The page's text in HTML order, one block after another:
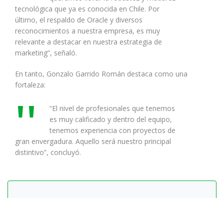
tecnológica que ya es conocida en Chile. Por
último, el respaldo de Oracle y diversos
reconocimientos a nuestra empresa, es muy
relevante a destacar en nuestra estrategia de
marketing”, señaló.
En tanto, Gonzalo Garrido Román destaca como una
fortaleza:
“El nivel de profesionales que tenemos
es muy calificado y dentro del equipo,
tenemos experiencia con proyectos de
gran envergadura. Aquello será nuestro principal
distintivo”, concluyó.